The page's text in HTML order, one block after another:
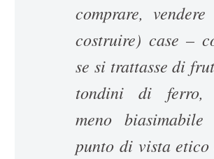
comprare,
costruire) case –
se si trattasse di
tondini di ferro,
meno
punto di vista etico